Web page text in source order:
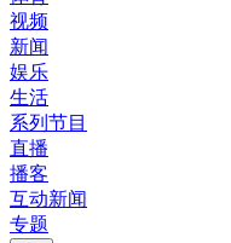
视频
新闻
娱乐
生活
系列节目
直播
播客
互动新闻
专题